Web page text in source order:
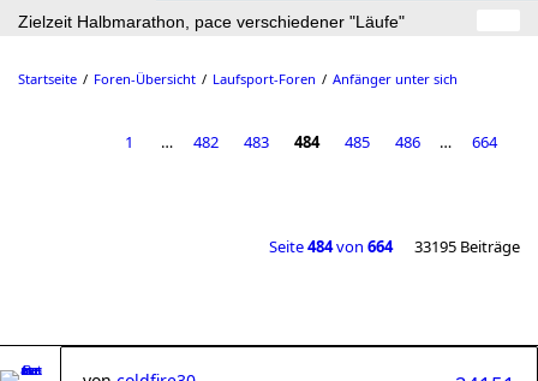
Zielzeit Halbmarathon, pace verschiedener "Läufe"
Startseite Foren-Übersicht Laufsport-Foren Anfänger unter sich
1 … 482 483 484 485 486 … 664
Seite484von 664 33195 Beiträge